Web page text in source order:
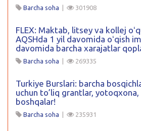
Barcha soha | 301908
FLEX: Maktab, litsey va kollej
AQSHda 1 yil davomida oʻqish
davomida barcha xarajatlar
Barcha soha | 269335
Turkiye Burslari: barcha
uchun to’liq grantlar,
boshqalar!
Barcha soha | 235931